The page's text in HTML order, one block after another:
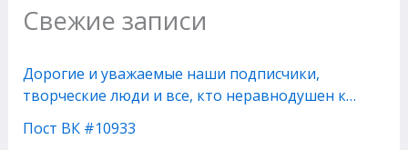
Свежие записи
Дорогие и уважаемые наши подписчики,
творческие люди и все, кто неравнодушен к…
Пост ВК #10933